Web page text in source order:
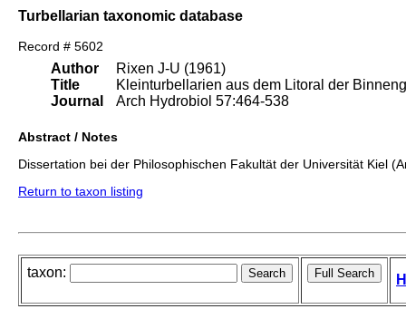
Turbellarian taxonomic database
Record # 5602
Author
Title
Journal
Rixen J-U (1961)
Kleinturbellarien aus dem Litoral der
Arch Hydrobiol 57:464-538
Abstract / Notes
Dissertation bei der Philosophischen Fakultät der Universität Kiel
Return to taxon listing
taxon: